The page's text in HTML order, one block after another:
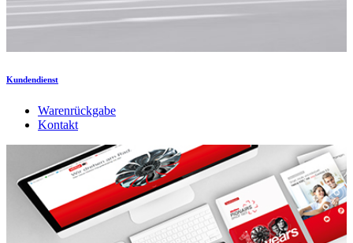
Kundendienst
Warenrückgabe
Kontakt